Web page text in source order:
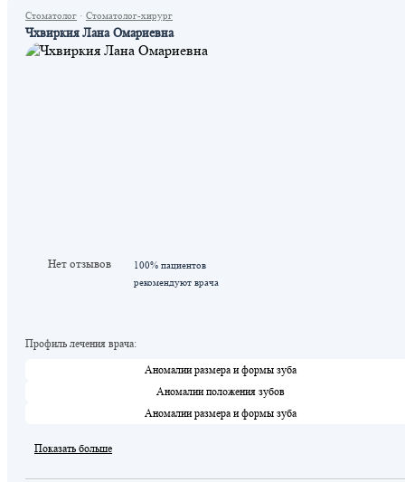
Стоматолог · Стоматолог-хирург
Чхвиркия Лана Омариевна
Нет отзывов
100% пациентов
рекомендуют врача
Профиль лечения врача:
Аномалии размера и формы зуба
Аномалии положения зубов
Аномалии размера и формы зуба
Показать больше